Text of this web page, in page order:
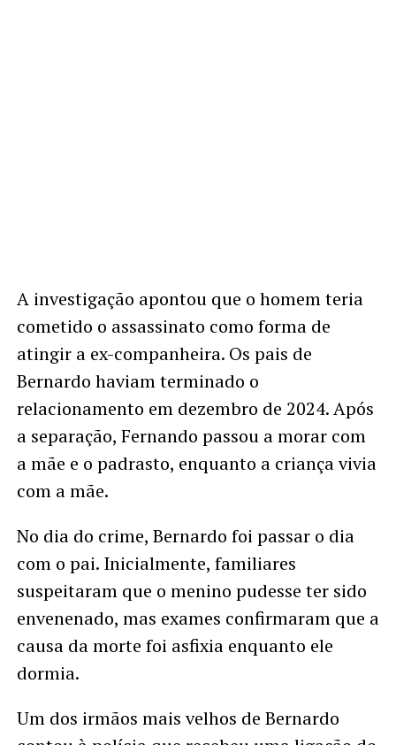
A investigação apontou que o homem teria
cometido o assassinato como forma de
atingir a ex-companheira. Os pais de
Bernardo haviam terminado o
relacionamento em dezembro de 2024. Após
a separação, Fernando passou a morar com
a mãe e o padrasto, enquanto a criança vivia
com a mãe.
No dia do crime, Bernardo foi passar o dia
com o pai. Inicialmente, familiares
suspeitaram que o menino pudesse ter sido
envenenado, mas exames confirmaram que a
causa da morte foi asfixia enquanto ele
dormia.
Um dos irmãos mais velhos de Bernardo